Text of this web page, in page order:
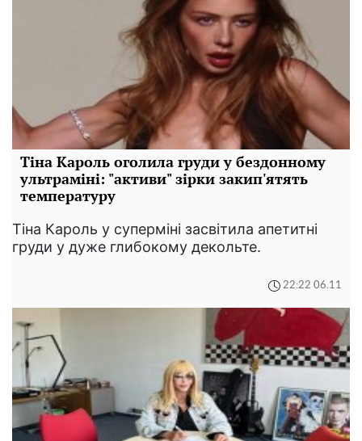
Тіна Кароль оголила груди у бездонному
ультраміні: "активи" зірки закип'ятять
температуру
Тіна Кароль у суперміні засвітила апетитні
груди у дуже глибокому декольте.
22:22 06.11